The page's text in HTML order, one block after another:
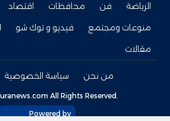
الرياضة
فن محافظات اقتصاد
منوعات ومجتمع
فيديو و توك شو
مقالات
من نحن سياسة الخصوصية
All Rights Reserved.
Powered by